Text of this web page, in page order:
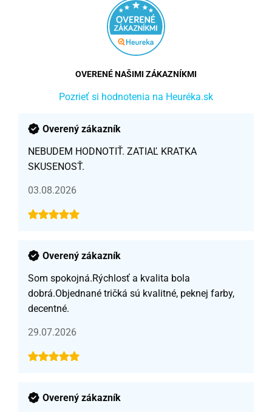
OVERENÉ NAŠIMI ZÁKAZNÍKMI
Pozrieť si hodnotenia na Heuréka.sk
Overený zákazník
NEBUDEM HODNOTIŤ. ZATIAĽ KRATKA
SKUSENOSŤ.
03.08.2026
Overený zákazník
Som spokojná.Rýchlosť a kvalita bola
dobrá.Objednané tričká sú kvalitné, peknej farby,
decentné.
29.07.2026
Overený zákazník